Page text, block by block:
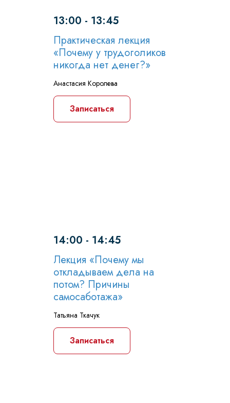
13:00 - 13:45
Практическая лекция
«Почему у трудоголиков
никогда нет денег?»
Анастасия Королева
Записаться
14:00 - 14:45
Лекция «Почему мы
откладываем дела на
потом? Причины
самосаботажа»
Татьяна Ткачук
Записаться